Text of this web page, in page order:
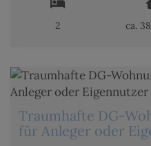
2 ca.
Traumhafte DG-
für Anleger oder